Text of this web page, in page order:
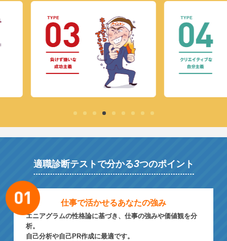
適職診断テストで分かる3つのポイント
仕事で活かせるあなたの強み
エニアグラムの性格論に基づき、仕事の強みや価値観を分
析。
自己分析や自己PR作成に最適です。